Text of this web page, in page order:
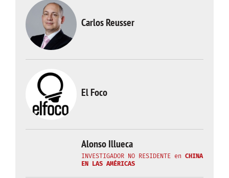
Carlos Reusser
El Foco
Alonso Illueca
INVESTIGADOR NO RESIDENTE en CHINA
EN LAS AMÉRICAS